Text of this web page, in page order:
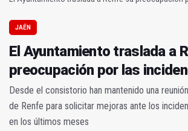
JAÉN
El Ayuntamiento traslada a
preocupación por las
Desde el consistorio han mantenido una
de Renfe para solicitar mejoras ante los
en los últimos meses